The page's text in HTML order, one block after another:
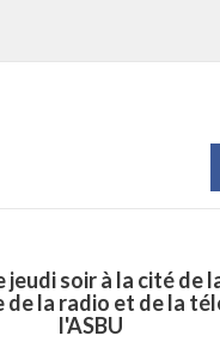
jeudi soir à la cité de
de la radio et de la
l'ASBU